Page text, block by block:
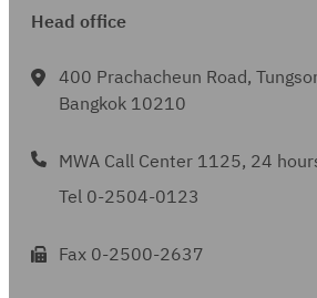
Head office
400 Prachacheun Road,
Bangkok 10210
MWA Call Center 1125, 24
Tel 0-2504-0123
Fax 0-2500-2637